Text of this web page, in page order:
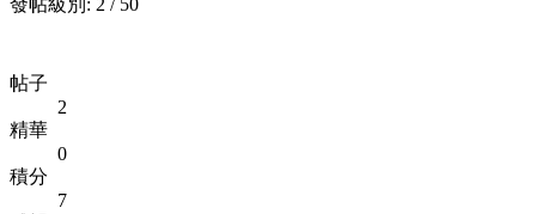
帖子
2
精華
0
積分
7